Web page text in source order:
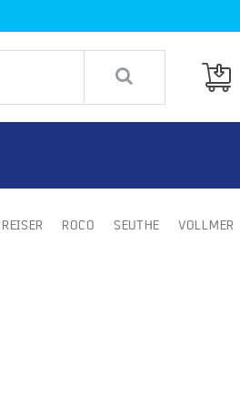
ROCO SEUTHE VOLLMER